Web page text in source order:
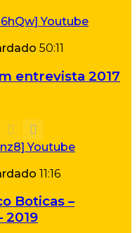
50:11
entrevista 2017
11:16
Boticas –
2019